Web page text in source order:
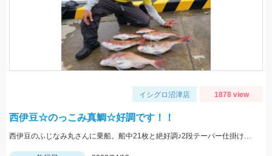
イシグロ沼津店 1878 view
西伊豆☆のっこみ真鯛☆好調です！！
西伊豆のふじなみ丸さんに乗船。船中21枚と絶好調♪2段テーパー仕掛けが絡みにくくておすすめです！